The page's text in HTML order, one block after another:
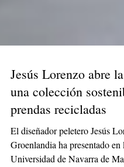
Jesús Lorenzo abre
una colección